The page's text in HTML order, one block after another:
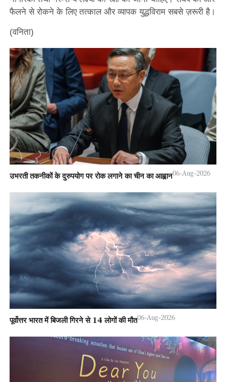
फैलने से रोकने के लिए तत्काल और व्यापक युद्धविराम सबसे ज़रूरी है।
(वनिता)
उभरती तकनीकों के दुरुपयोग पर रोक लगाने का चीन का आह्वान06-Aug-2026
पूर्वोत्तर भारत में बिजली गिरने से 14 लोगों की मौत06-Aug-2026